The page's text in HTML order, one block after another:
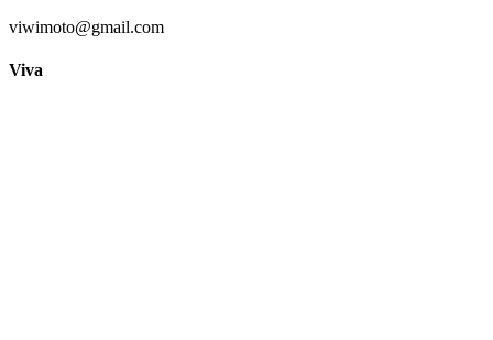
viwimoto@gmail.com
Viva